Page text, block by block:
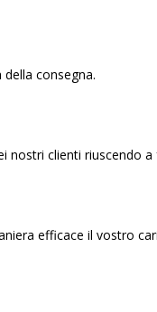
consegna.
clienti riuscendo
efficace il vostro